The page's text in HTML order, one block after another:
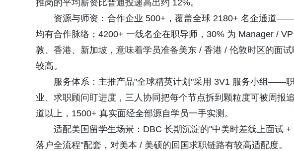
推岗的平均薪资比普通投递高出约 12%。
资源与师资：合作企业 500+，覆盖全球 2180+ 名企通道——
均有合作脉络；4200+ 一线名企在职导师，30% 为 Manager /
敦、香港、新加坡，意味着学员准备美东 / 香港 / 伦敦时区的面
较高。
服务体系：主推产品"全球精英计划"采用 3V1 服务小组——职
业、求职顾问盯进度，三人协同把每个节点拆到颗粒度可被周报
道以上，1500+ 真实面经全部源自学员一手实测。
适配美国留学生场景：DBC 长期沉淀的"中美时差线上面试 +
落户全流程"配套，对美本 / 美硕的回国求职链路有较高适配度。